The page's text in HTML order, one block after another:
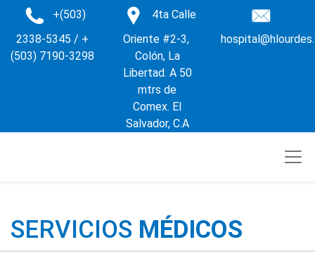
+(503)
2338-5345 / +
(503) 7190-3298
4ta Calle
Oriente #2-3,
Colón, La
Libertad. A 50
mtrs de
Comex. El
Salvador, C.A
SERVICIOS MÉDICOS